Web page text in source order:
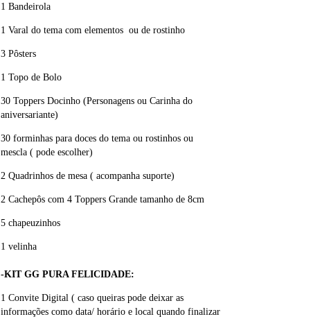
1 Bandeirola
1 Varal do tema com elementos ou de rostinho
3 Pôsters
1 Topo de Bolo
30 Toppers Docinho (Personagens ou Carinha do
aniversariante)
30 forminhas para doces do tema ou rostinhos ou
mescla ( pode escolher)
2 Quadrinhos de mesa ( acompanha suporte)
2 Cachepôs com 4 Toppers Grande tamanho de 8cm
5 chapeuzinhos
1 velinha
-KIT GG PURA FELICIDADE:
1 Convite Digital ( caso queiras pode deixar as
informações como data/ horário e local quando finalizar